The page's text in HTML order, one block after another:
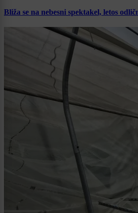
Bliža se na nebesni spektakel, letos